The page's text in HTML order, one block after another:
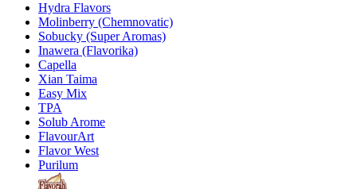
Hydra Flavors
Molinberry (Chemnovatic)
Sobucky (Super Aromas)
Inawera (Flavorika)
Capella
Xian Taima
Easy Mix
TPA
Solub Arome
FlavourArt
Flavor West
Purilum